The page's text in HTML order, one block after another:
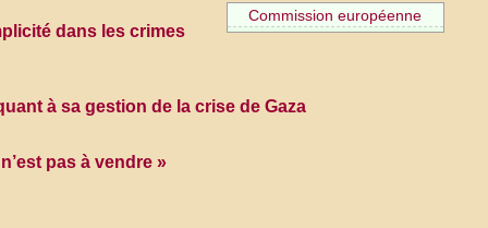
Commission européenne
dans les crimes
à sa gestion de la crise de Gaza
pas à vendre »